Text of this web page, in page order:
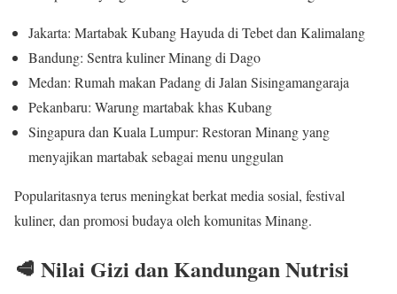
Jakarta: Martabak Kubang Hayuda di Tebet dan Kalimalang
Bandung: Sentra kuliner Minang di Dago
Medan: Rumah makan Padang di Jalan Sisingamangaraja
Pekanbaru: Warung martabak khas Kubang
Singapura dan Kuala Lumpur: Restoran Minang yang
menyajikan martabak sebagai menu unggulan
Popularitasnya terus meningkat berkat media sosial, festival
kuliner, dan promosi budaya oleh komunitas Minang.
🥩 Nilai Gizi dan Kandungan Nutrisi